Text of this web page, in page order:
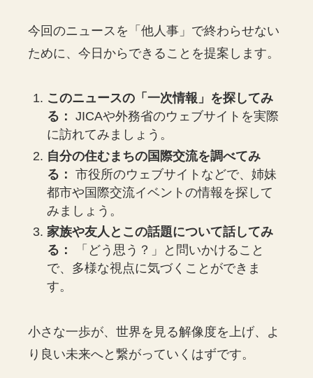
今回のニュースを「他人事」で終わらせない
ために、今日からできることを提案します。
このニュースの「一次情報」を探してみ
る： JICAや外務省のウェブサイトを実際
に訪れてみましょう。
自分の住むまちの国際交流を調べてみ
る： 市役所のウェブサイトなどで、姉妹
都市や国際交流イベントの情報を探して
みましょう。
家族や友人とこの話題について話してみ
る：
「どう思う？」と問いかけること
で、多様な視点に気づくことができま
す。
小さな一歩が、世界を見る解像度を上げ、よ
り良い未来へと繋がっていくはずです。